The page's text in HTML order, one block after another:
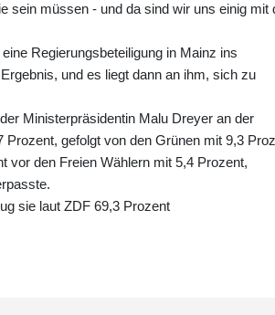
sein müssen - und da sind wir uns einig mit
Regierungsbeteiligung in Mainz ins
und es liegt dann an ihm, sich zu
Ministerpräsidentin Malu Dreyer an der
gefolgt von den Grünen mit 9,3
vor den Freien Wählern mit 5,4 Prozent,
sie laut ZDF 69,3 Prozent